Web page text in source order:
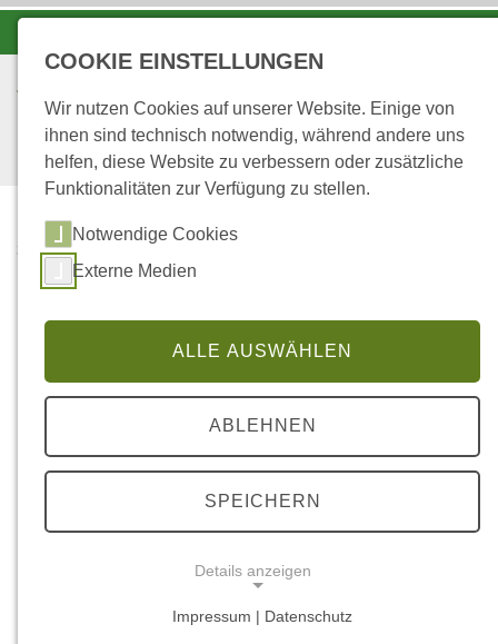
STARTSEITE
...
FORSCHUNGSBEREICH 5.1
Nachhaltige
Waldbewirtschaftung
und die Gesellschaft gewährleistet werden.
COOKIE EINSTELLUNGEN
Wir nutzen Cookies auf unserer Website. Einige von
ihnen sind technisch notwendig, während andere uns
helfen, diese Website zu verbessern oder zusätzliche
Funktionalitäten zur Verfügung zu stellen.
Notwendige Cookies
Externe Medien
ALLE AUSWÄHLEN
ABLEHNEN
SPEICHERN
Details anzeigen
Impressum | Datenschutz